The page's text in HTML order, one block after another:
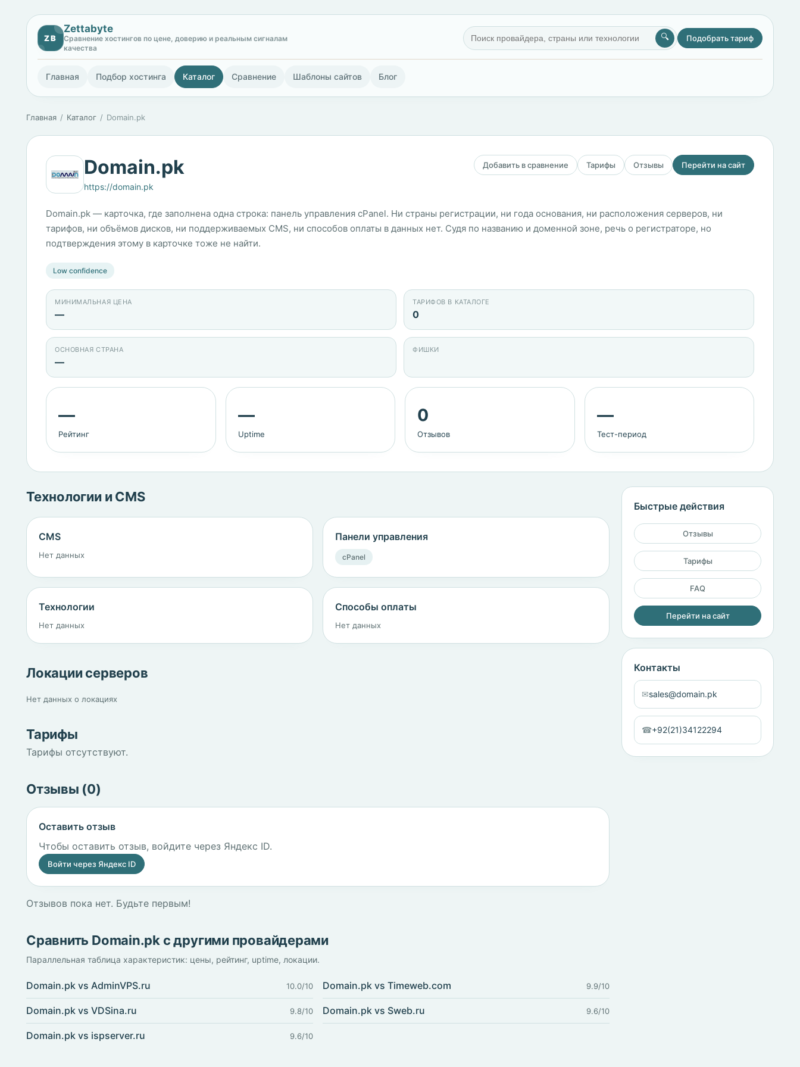
ZB
Zettabyte
Сравнение хостингов по цене, доверию и реальным сигналам
качества
🔍 Подобрать тариф
Главная Подбор хостинга Каталог Сравнение Шаблоны сайтов Блог
Главная Каталог Domain.pk
Domain.pk
https://domain.pk
Добавить в сравнение Тарифы Отзывы Перейти на сайт
Domain.pk — карточка, где заполнена одна строка: панель управления cPanel. Ни страны регистрации, ни года основания, ни расположения серверов, ни
тарифов, ни объёмов дисков, ни поддерживаемых CMS, ни способов оплаты в данных нет. Судя по названию и доменной зоне, речь о регистраторе, но
подтверждения этому в карточке тоже не найти.
Low confidence
МИНИМАЛЬНАЯ ЦЕНА
—
ТАРИФОВ В КАТАЛОГЕ
0
ОСНОВНАЯ СТРАНА
—
ФИШКИ
—
Рейтинг
—
Uptime
0
Отзывов
—
Тест-период
Технологии и CMS
CMS
Нет данных
Панели управления
cPanel
Технологии
Нет данных
Способы оплаты
Нет данных
Локации серверов
Нет данных о локациях
Тарифы
Тарифы отсутствуют.
Отзывы (0)
Оставить отзыв
Чтобы оставить отзыв, войдите через Яндекс ID.
Войти через Яндекс ID
Отзывов пока нет. Будьте первым!
Сравнить Domain.pk с другими провайдерами
Параллельная таблица характеристик: цены, рейтинг, uptime, локации.
Domain.pk vs AdminVPS.ru 10.0/10 Domain.pk vs Timeweb.com 9.9/10
Domain.pk vs VDSina.ru 9.8/10 Domain.pk vs Sweb.ru 9.6/10
Domain.pk vs ispserver.ru 9.6/10
Быстрые действия
Отзывы
Тарифы
FAQ
Перейти на сайт
Контакты
✉sales@domain.pk
☎+92(21)34122294